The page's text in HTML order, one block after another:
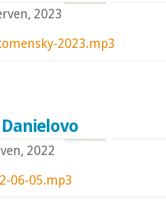
2023
2023.mp3
2022
06-05.mp3